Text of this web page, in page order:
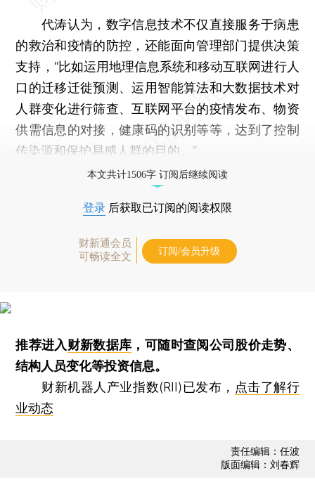
代涛认为，数字信息技术不仅直接服务于病患
的救治和疫情的防控，还能面向管理部门提供决策
支持，“比如运用地理信息系统和移动互联网进行人
口的迁移迁徙预测、运用智能算法和大数据技术对
人群变化进行筛查、互联网平台的疫情发布、物资
供需信息的对接，健康码的识别等等，达到了控制
传染源和保护易感人群的目的。”
本文共计1506字 订阅后继续阅读
登录 后获取已订阅的阅读权限
财新通会员
可畅读全文
订阅/会员升级
推荐进入财新数据库 ，可随时查阅公司股价走势、
结构人员变化等投资信息。
财新机器人产业指数(RII)已发布， 点击了解行
业动态
责任编辑：任波
版面编辑：刘春辉